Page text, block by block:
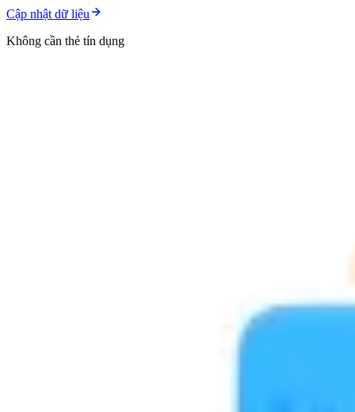
Cập nhật dữ liệu
Không cần thẻ tín dụng